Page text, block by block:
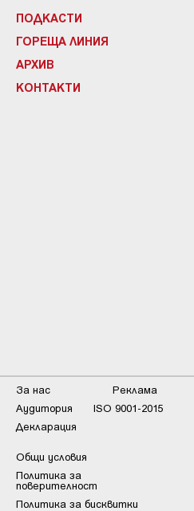
ПОДКАСТИ
ГОРЕЩА ЛИНИЯ
АРХИВ
КОНТАКТИ
За нас
Реклама
Аудитория
ISO 9001-2015
Декларация
Общи условия
Пoлитикa зa
пoвepитeлнocт
Политика за бисквитки